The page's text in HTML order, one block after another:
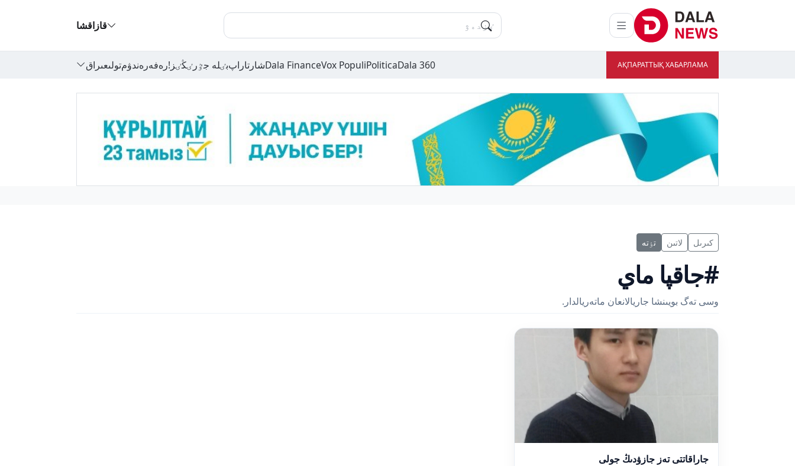
قازاقشا
АҚПАРАТТЫҚ ХАБАРЛАМА
Dala 360
Politica
Vox Populi
Dala Financeشارتاراپبٸلە جٷرٸڭٸز!رەفەرەندۋمتولىعىراق
كىرىل لاتىن تٶتە
#جاقپا ماي
وسى تەگ بويىنشا جاريالانعان ماتەريالدار.
جاراقاتتى تەز جازۋدىڭ جولى